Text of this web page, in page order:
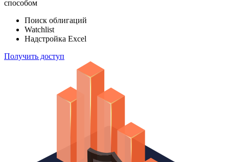
Отслеживайте свой портфель наиболее эффективным
способом
Поиск облигаций
Надстройка Excel
Получить доступ